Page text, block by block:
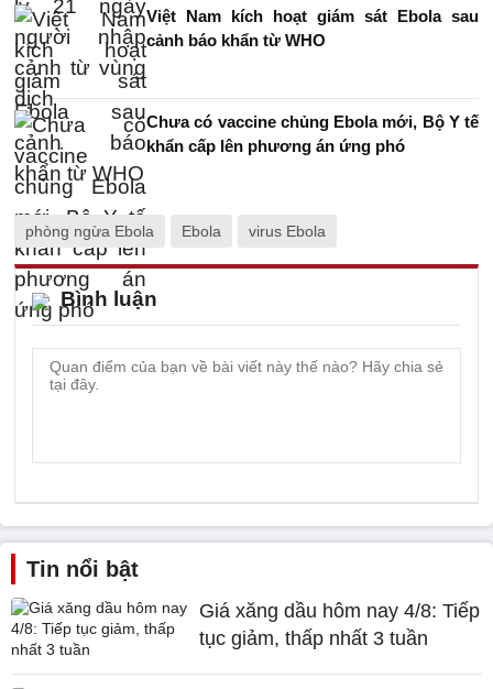
Việt Nam kích hoạt giám sát Ebola sau
cảnh báo khẩn từ WHO
Chưa có vaccine chủng Ebola mới, Bộ Y tế
khẩn cấp lên phương án ứng phó
phòng ngừa Ebola Ebola virus Ebola
Bình luận
Tin nổi bật
Giá xăng dầu hôm nay 4/8: Tiếp
tục giảm, thấp nhất 3 tuần